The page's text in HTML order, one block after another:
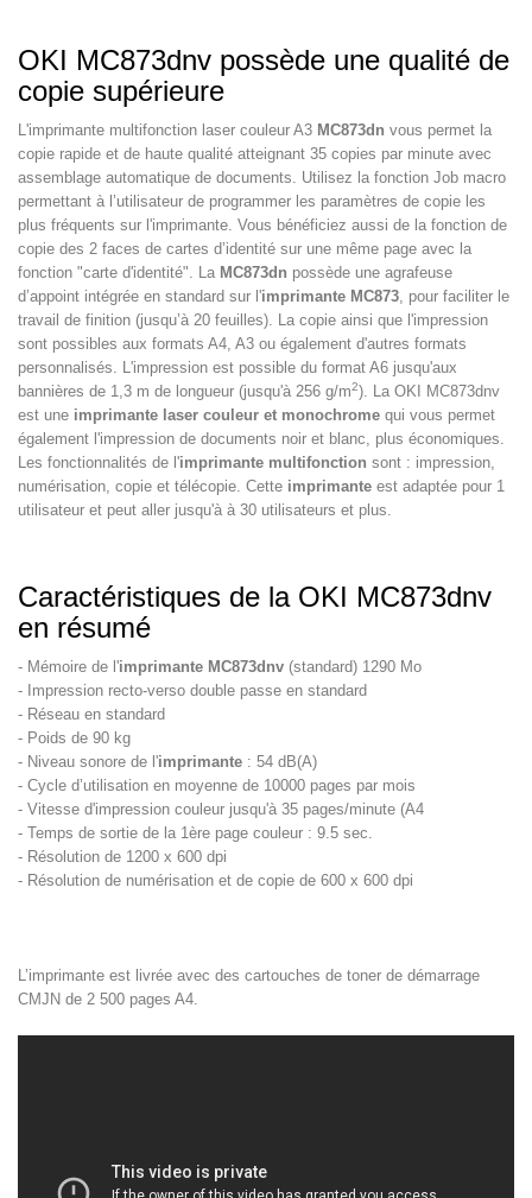
OKI MC873dnv possède une qualité de
copie supérieure
L'imprimante multifonction laser couleur A3 MC873dn vous permet la
copie rapide et de haute qualité atteignant 35 copies par minute avec
assemblage automatique de documents. Utilisez la fonction Job macro
permettant à l’utilisateur de programmer les paramètres de copie les
plus fréquents sur l'imprimante. Vous bénéficiez aussi de la fonction de
copie des 2 faces de cartes d’identité sur une même page avec la
fonction "carte d'identité". La MC873dn possède une agrafeuse
d’appoint intégrée en standard sur l'imprimante MC873 , pour faciliter le
travail de finition (jusqu’à 20 feuilles). La copie ainsi que l'impression
sont possibles aux formats A4, A3 ou également d'autres formats
personnalisés. L'impression est possible du format A6 jusqu'aux
bannières de 1,3 m de longueur (jusqu'à 256 g/m2). La OKI MC873dnv
est une imprimante laser couleur et monochrome qui vous permet
également l'impression de documents noir et blanc, plus économiques.
Les fonctionnalités de l'imprimante multifonction sont : impression,
numérisation, copie et télécopie. Cette imprimante est adaptée pour 1
utilisateur et peut aller jusqu'à à 30 utilisateurs et plus.
Caractéristiques de la OKI MC873dnv
en résumé
- Mémoire de l'imprimante MC873dnv (standard) 1290 Mo
- Impression recto-verso double passe en standard
- Réseau en standard
- Poids de 90 kg
- Niveau sonore de l'imprimante : 54 dB(A)
- Cycle d’utilisation en moyenne de 10000 pages par mois
- Vitesse d'impression couleur jusqu'à 35 pages/minute (A4
- Temps de sortie de la 1ère page couleur : 9.5 sec.
- Résolution de 1200 x 600 dpi
- Résolution de numérisation et de copie de 600 x 600 dpi
L’imprimante est livrée avec des cartouches de toner de démarrage
CMJN de 2 500 pages A4.